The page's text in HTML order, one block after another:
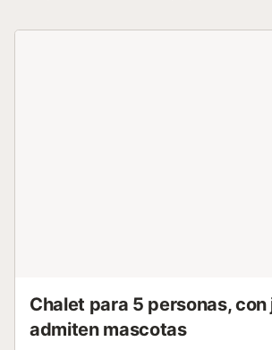
Chalet para 5 personas, con
admiten mascotas